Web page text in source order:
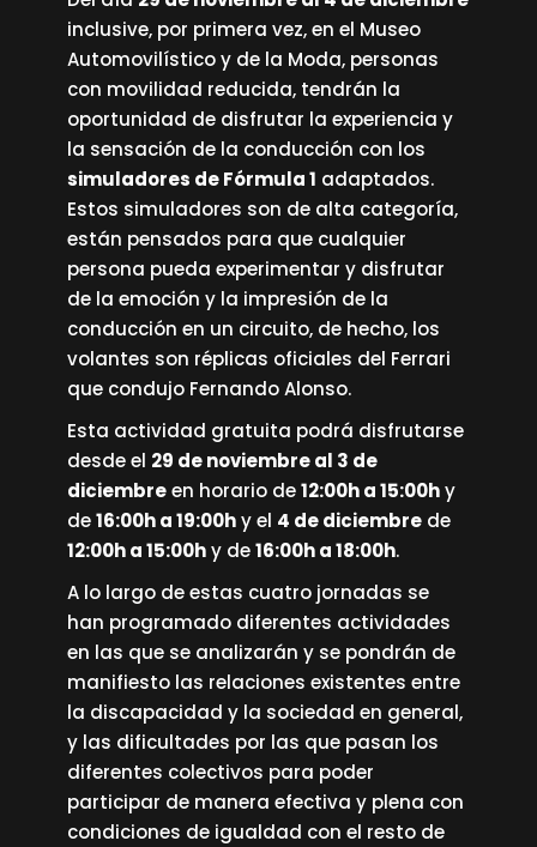
inclusive, por primera vez, en el Museo
Automovilístico y de la Moda, personas
con movilidad reducida, tendrán la
oportunidad de disfrutar la experiencia y
la sensación de la conducción con los
simuladores de Fórmula 1 adaptados.
Estos simuladores son de alta categoría,
están pensados para que cualquier
persona pueda experimentar y disfrutar
de la emoción y la impresión de la
conducción en un circuito, de hecho, los
volantes son réplicas oficiales del Ferrari
que condujo Fernando Alonso.
Esta actividad gratuita podrá disfrutarse
desde el 29 de noviembre al 3 de
diciembreen horario de12:00h a 15:00hy
de16:00h a 19:00hy el 4 de diciembre de
12:00h a 15:00hy de16:00h a 18:00h.
A lo largo de estas cuatro jornadas se
han programado diferentes actividades
en las que se analizarán y se pondrán de
manifiesto las relaciones existentes entre
la discapacidad y la sociedad en general,
y las dificultades por las que pasan los
diferentes colectivos para poder
participar de manera efectiva y plena con
condiciones de igualdad con el resto de